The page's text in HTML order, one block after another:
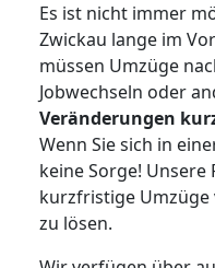
Es ist nicht immer
Zwickau lange im
müssen Umzüge
Jobwechseln oder
Veränderungen
Wenn Sie sich in
keine Sorge! Unsere
kurzfristige Umzüge
zu lösen.